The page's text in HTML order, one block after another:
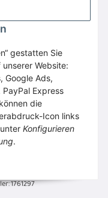
gestatten Sie
Website:
Google Ads,
Express
die
Icon links
Konfigurieren
.
1761297